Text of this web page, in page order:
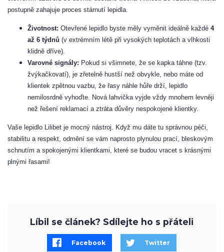
postupně zahajuje proces stárnutí lepidla.
Životnost: Otevřené lepidlo byste měly vyměnit ideálně každé 4
až 6 týdnů (v extrémním létě při vysokých teplotách a vlhkosti
klidně dříve).
Varovné signály: Pokud si všimnete, že se kapka táhne (tzv.
žvýkačkovatí), je zřetelně hustší než obvykle, nebo máte od
klientek zpětnou vazbu, že řasy náhle hůře drží, lepidlo
nemilosrdně vyhoďte. Nová lahvička vyjde vždy mnohem levněji
než řešení reklamací a ztráta důvěry nespokojené klientky.
Vaše lepidlo Lilibet je mocný nástroj. Když mu dáte tu správnou péči,
stabilitu a respekt, odmění se vám naprosto plynulou prací, bleskovým
schnutím a spokojenými klientkami, které se budou vracet s krásnými
plnými řasami!
Líbil se článek? Sdílejte ho s přáteli
Facebook Twitter